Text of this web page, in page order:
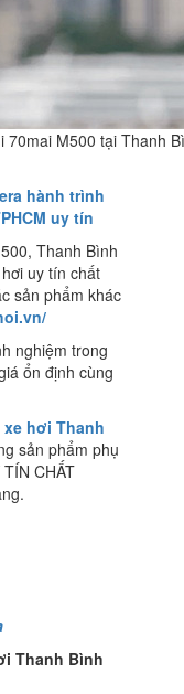
M500 tại Thanh
hành trình
uy tín
Thanh Bình
uy tín chất
sản phẩm khác
nghiệm trong
ổn định cùng
xe hơi Thanh
sản phẩm phụ
CHẤT
Thanh Bình